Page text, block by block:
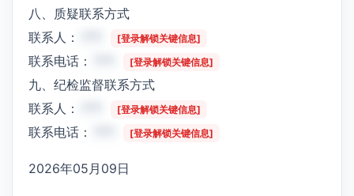
八、质疑联系方式
联系人：
[登录解锁关键信息]
联系电话： [登录解锁关键信息]
九、纪检监督联系方式
联系人：
[登录解锁关键信息]
联系电话： [登录解锁关键信息]
2026年05月09日